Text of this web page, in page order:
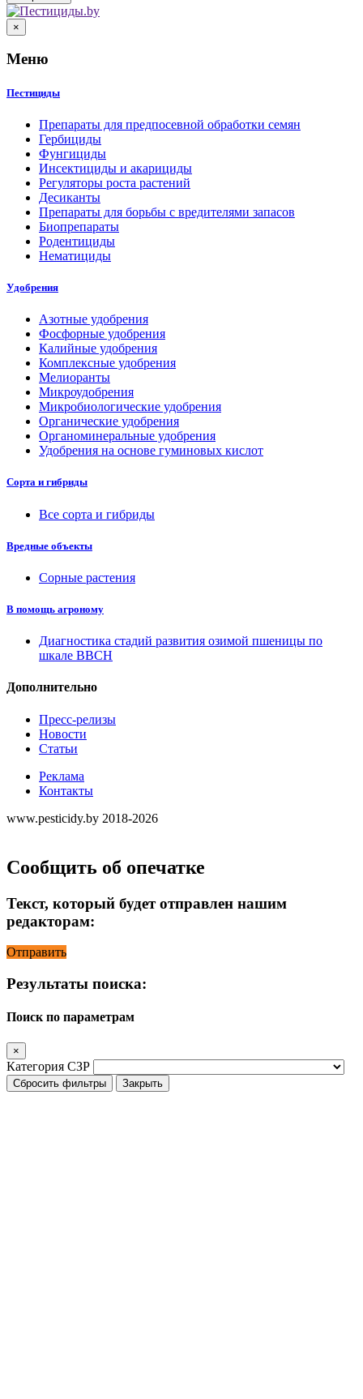
×
Меню
Пестициды
Препараты для предпосевной обработки семян
Гербициды
Фунгициды
Инсектициды и акарициды
Регуляторы роста растений
Десиканты
Препараты для борьбы с вредителями запасов
Биопрепараты
Родентициды
Нематициды
Удобрения
Азотные удобрения
Фосфорные удобрения
Калийные удобрения
Комплексные удобрения
Мелиоранты
Микроудобрения
Микробиологические удобрения
Органические удобрения
Органоминеральные удобрения
Удобрения на основе гуминовых кислот
Сорта и гибриды
Все сорта и гибриды
Вредные объекты
Сорные растения
В помощь агроному
Диагностика стадий развития озимой пшеницы по
шкале ВВСН
Дополнительно
Пресс-релизы
Новости
Статьи
Реклама
Контакты
www.pesticidy.by 2018-2026
Сообщить об опечатке
Текст, который будет отправлен нашим
редакторам:
Отправить
Результаты поиска:
Поиск по параметрам
×
Категория СЗР
Сбросить фильтры Закрыть